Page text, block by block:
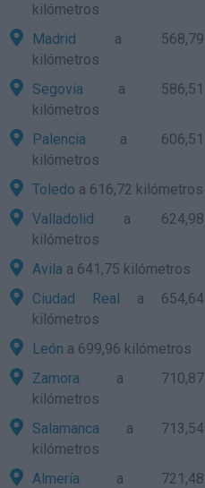
kilómetros
Madrid a 568,79
kilómetros
Segovia a 586,51
kilómetros
Palencia a 606,51
kilómetros
Toledo a 616,72 kilómetros
Valladolid a 624,98
kilómetros
Avila a 641,75 kilómetros
Ciudad Real a 654,64
kilómetros
León a 699,96 kilómetros
Zamora a 710,87
kilómetros
Salamanca a 713,54
kilómetros
Almería a 721,48